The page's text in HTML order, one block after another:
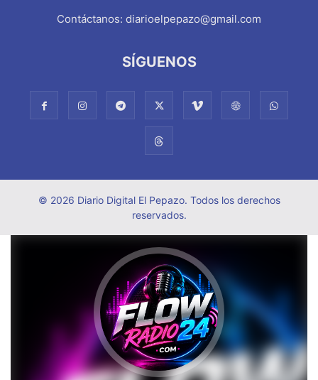
Contáctanos: diarioelpepazo@gmail.com
SÍGUENOS
© 2026 Diario Digital El Pepazo. Todos los derechos
reservados.